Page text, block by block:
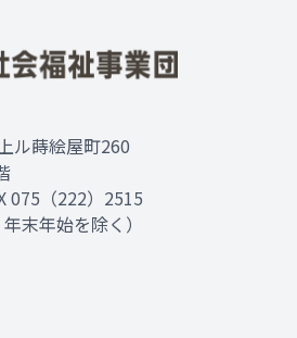
ル蒔絵屋町260
075（222）2515
末年始を除く）